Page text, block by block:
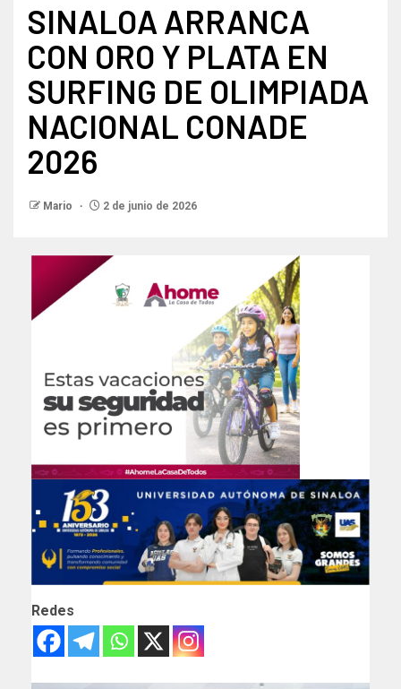
SINALOA ARRANCA
CON ORO Y PLATA EN
SURFING DE OLIMPIADA
NACIONAL CONADE
2026
Mario 2 de junio de 2026
Redes